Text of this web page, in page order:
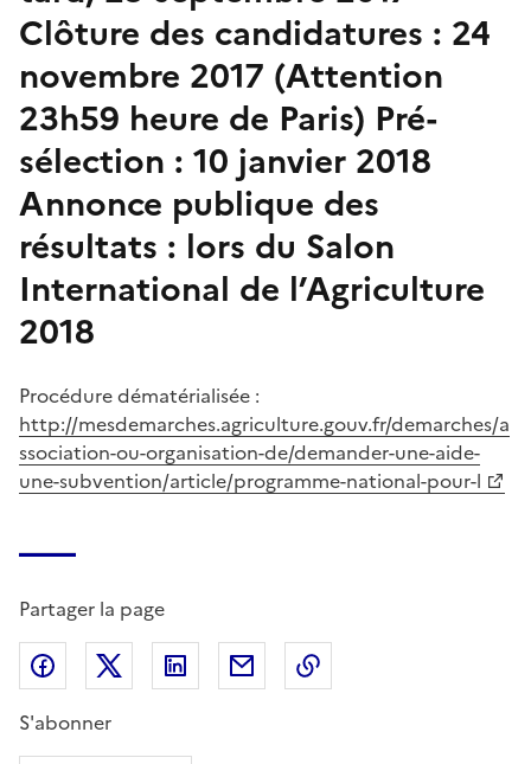
Clôture des candidatures : 24
novembre 2017 (Attention
23h59 heure de Paris) Pré-
sélection : 10 janvier 2018
Annonce publique des
résultats : lors du Salon
International de l’Agriculture
2018
Procédure dématérialisée :
http://mesdemarches.agriculture.gouv.fr/demarches/a
ssociation-ou-organisation-de/demander-une-aide-
une-subvention/article/programme-national-pour-l
Partager la page
Partager sur Facebook
Partager sur X (anciennement Twitter)
Partager sur LinkedIn
Partager par email
S'abonner